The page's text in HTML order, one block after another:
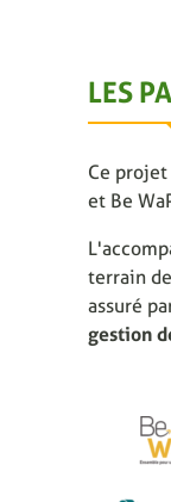
LES
Ce
et Be
terrain
assuré
gestion